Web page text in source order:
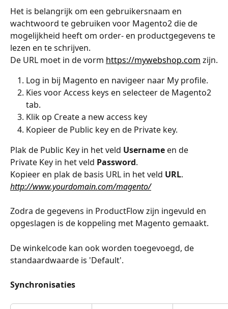
Het is belangrijk om een ​​gebruikersnaam en
wachtwoord te gebruiken voor Magento2 die de
mogelijkheid heeft om order- en productgegevens te
lezen en te schrijven.
De URL moet in de vorm https://mywebshop.com zijn.
Log in bij Magento en navigeer naar My profile.
Kies voor Access keys en selecteer de Magento2
tab.
Klik op Create a new access key
Kopieer de Public key en de Private key.
Plak de Public Key in het veld Username en de
Private Key in het veld Password.
Kopieer en plak de basis URL in het veld URL.
http://www.yourdomain.com/magento/
Zodra de gegevens in ProductFlow zijn ingevuld en
opgeslagen is de koppeling met Magento gemaakt.
De winkelcode kan ook worden toegevoegd, de
standaardwaarde is 'Default'.
Synchronisaties